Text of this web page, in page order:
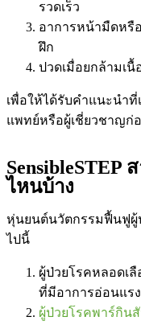
รวดเร็ว
อาการหน้ามืดหรื
ฝึก
ปวดเมื่อยกล้ามเนื้
เพื่อให้ได้รับคำแนะนำ
แพทย์หรือผู้เชี่ยวชาญก่
SensibleSTEP
ไหนบ้าง
หุ่นยนต์นวัตกรรมฟื้นฟูผู้
ไปนี้
ผู้ป่วยโรคหลอดเลื
ที่มีอาการอ่อนแรง
ผู้ป่วยโรคพาร์กิน